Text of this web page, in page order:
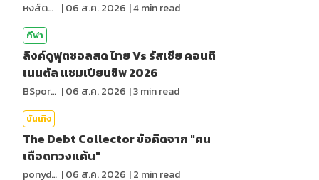
หงส์ดรุณ |06 ส.ค. 2026 |4min read
กีฬา
ลิงค์ดูฟุตซอลสด ไทย Vs รัสเซีย คอนติ
เนนตัล แชมเปียนชิพ 2026
BSports8 |06 ส.ค. 2026 |3min read
บันเทิง
The Debt Collector ข้อคิดจาก "คน
เดือดทวงแค้น"
ponydiary |06 ส.ค. 2026 |2 min read